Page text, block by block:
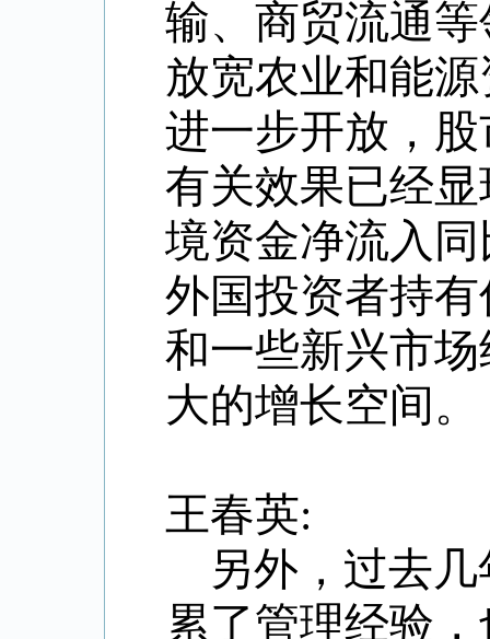
输、商贸流通
放宽农业和能
进一步开放，
有关效果已经
境资金净流入
外国投资者持
和一些新兴市
大的增长空间。
王春英:
另外，过去
累了管理经验